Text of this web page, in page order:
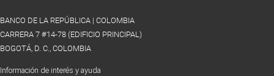
BANCO DE LA REPÚBLICA | COLOMBIA
CARRERA 7 #14-78 (EDIFICIO PRINCIPAL)
BOGOTÁ, D. C., COLOMBIA
Información de interés y ayuda